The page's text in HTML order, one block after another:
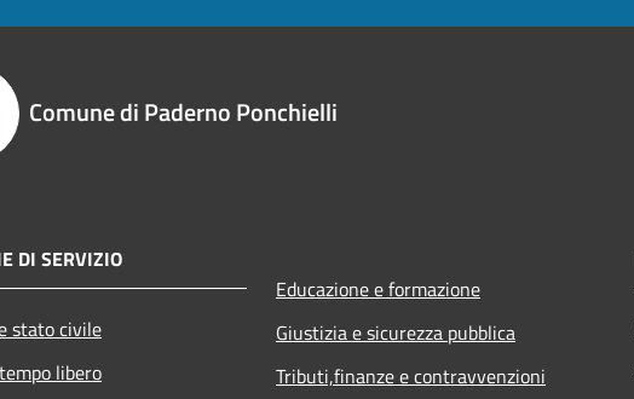
Comune di Paderno Ponchielli
DI SERVIZIO
stato civile
libero
Educazione e formazione
Giustizia e sicurezza pubblica
Tributi,finanze e contravvenzioni